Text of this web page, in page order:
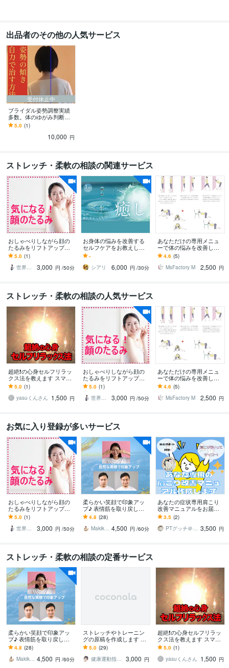
出品者のその他の人気サービス
受付休止中
ブライダル姿勢調整実績
多数。体のゆがみ判断し
ます 人気整体師が個別に
自宅で出来るゆがみの修
正方法を作成します。
5.0 (1)
10,000 円
ストレッチ・柔軟の相談の関連サービス
おしゃべりしながら顔の
たるみをリフトアップで
きます 50歳からのお顔の
トラブルも修復可能！高
い美容液は無し♪
5.0 (1)
世界一元気な60歳♪ 藤野もえ
3,000 円 /50分
お身体の悩みを改善する
セルフケアをお教えしま
す どんより重さを脱ぎ捨
てて、すっきり軽くな
る！
-
シアリ
6,000 円 /30分
あなただけの専用メニュ
ーで体の悩みを改善しま
す 肩コリ、腰痛などを改
善するストレッチ・筋ト
レを図や写真入りで
4.6 (5)
MsFactory M
2,500 円
ストレッチ・柔軟の相談の人気サービス
超絶❗️の心身セルフリラッ
クス法を教えます スマフ
ォ首、不眠、身体の疲
れ、寝起きのだるさに最
適‼️
5.0 (1)
yasuくんさん 1,500 円
おしゃべりしながら顔の
たるみをリフトアップで
きます 50歳からのお顔の
トラブルも修復可能！高
い美容液は無し♪
5.0 (1)
世界一元気な60歳♪ 藤野もえ
3,000 円 /50分
あなただけの専用メニュ
ーで体の悩みを改善しま
す 肩コリ、腰痛などを改
善するストレッチ・筋ト
レを図や写真入りで
4.6 (5)
MsFactory M
2,500 円
お気に入り登録が多いサービス
おしゃべりしながら顔の
たるみをリフトアップで
きます 50歳からのお顔の
トラブルも修復可能！高
い美容液は無し♪
5.0 (1)
世界一元気な60歳♪ 藤野もえ
3,000 円 /50分
柔らかい笑顔で印象アッ
プ♪ 表情筋を取り戻しま
す 明るい印象、好感度ア
ップで素敵な毎日を♪
4.8 (28)
Makiko Natsukawa 4,500 円 /60分
あなたの症状専用肩こり
改善マニュアルをお届け
します 1日5～10分のスト
レッチで肩こり・五十肩
の痛みのお悩み解決
3.5 (2)
PTグッチ＠道産子肩こりコンサルタント 3,500 円
ストレッチ・柔軟の相談の定番サービス
柔らかい笑顔で印象アッ
プ♪ 表情筋を取り戻しま
す 明るい印象、好感度ア
ップで素敵な毎日を♪
4.8 (28)
Makiko Natsukawa 4,500 円 /60分
ストレッチやトレーニン
グの原稿を作成します 会
報誌・広報用の記事でお
困りの方に
5.0 (29)
健康運動指導士 あき
3,000 円
超絶❗️の心身セルフリラッ
クス法を教えます スマフ
ォ首、不眠、身体の疲
れ、寝起きのだるさに最
適‼️
5.0 (1)
yasuくんさん 1,500 円